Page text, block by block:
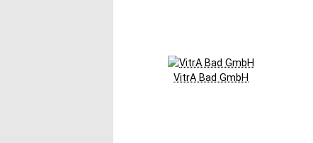
VitrA Bad GmbH